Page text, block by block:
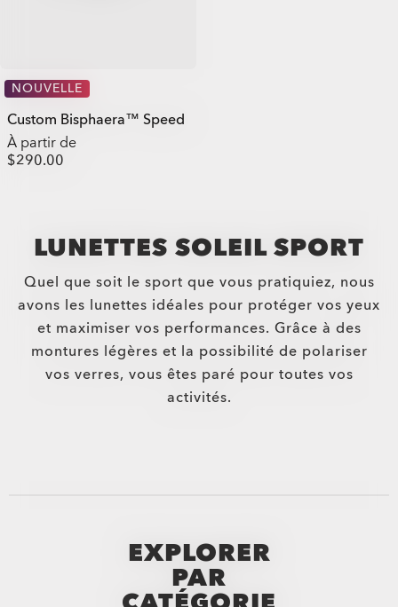
NOUVELLE
Custom Bisphaera™ Speed
À partir de
$290.00
LUNETTES SOLEIL SPORT
Quel que soit le sport que vous pratiquiez, nous
avons les lunettes idéales pour protéger vos yeux
et maximiser vos performances. Grâce à des
montures légères et la possibilité de polariser
vos verres, vous êtes paré pour toutes vos
activités.
EXPLORER
PAR